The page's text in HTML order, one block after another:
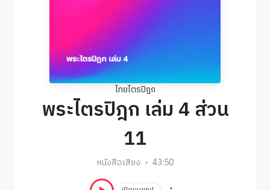
ไทยไตรปิฎก
พระไตรปิฎก เล่ม 4 ส่วน
11
หนังสือเสียง 43:50